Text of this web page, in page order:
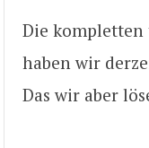
Die kompletten
haben wir
Das wir aber